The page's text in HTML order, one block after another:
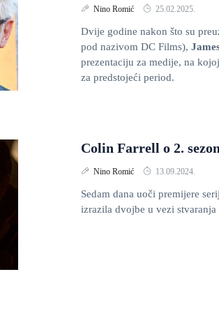
Nino Romić 25.02.2025.
Dvije godine nakon što su
pod nazivom DC Films),
prezentaciju za medije, na
za predstojeći period.
Colin Farrell o 2.
Nino Romić 13.09.2024.
Sedam dana uoči premijere
izrazila dvojbe u vezi stvaranja